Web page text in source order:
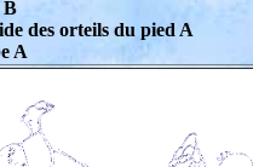
B
des orteils du pied A
A